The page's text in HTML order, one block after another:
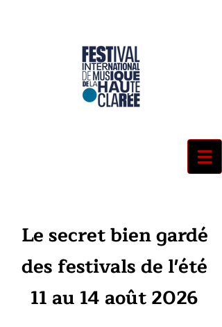
Le secret bien gardé
des festivals de l'été
11 au 14 août 2026